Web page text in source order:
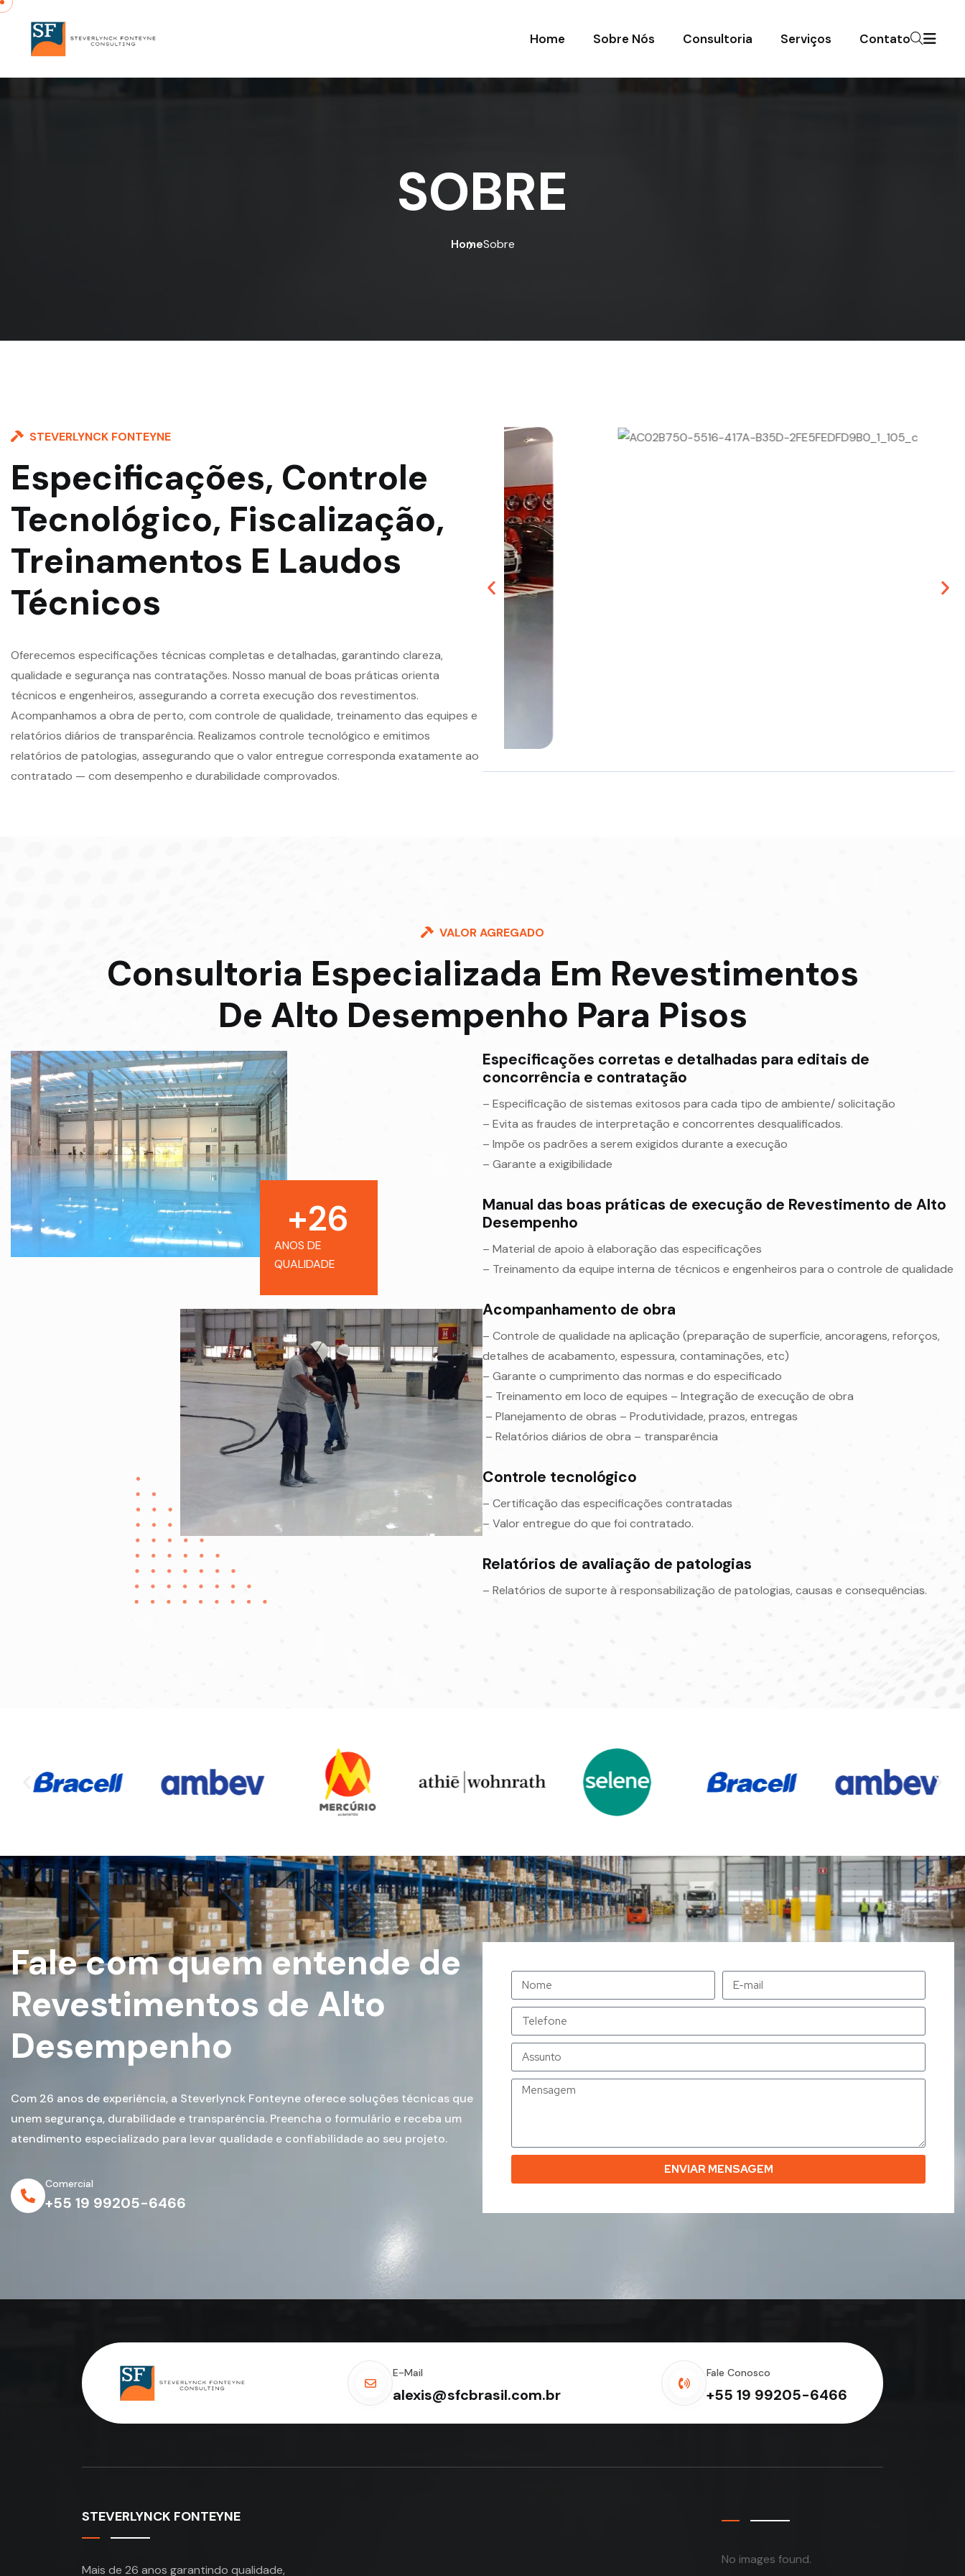
Home Sobre Nós Consultoria Serviços Contato
SOBRE
HomeSobre
STEVERLYNCK FONTEYNE
Especificações, Controle
Tecnológico, Fiscalização,
Treinamentos E Laudos
Técnicos
Oferecemos especificações técnicas completas e detalhadas, garantindo clareza,
qualidade e segurança nas contratações. Nosso manual de boas práticas orienta
técnicos e engenheiros, assegurando a correta execução dos revestimentos.
Acompanhamos a obra de perto, com controle de qualidade, treinamento das equipes e
relatórios diários de transparência. Realizamos controle tecnológico e emitimos
relatórios de patologias, assegurando que o valor entregue corresponda exatamente ao
contratado — com desempenho e durabilidade comprovados.
VALOR AGREGADO
Consultoria Especializada Em Revestimentos
De Alto Desempenho Para Pisos
ANOS DE
QUALIDADE
+26
Especificações corretas e detalhadas para editais de
concorrência e contratação
– Especificação de sistemas exitosos para cada tipo de ambiente/ solicitação
– Evita as fraudes de interpretação e concorrentes desqualificados.
– Impõe os padrões a serem exigidos durante a execução
– Garante a exigibilidade
Manual das boas práticas de execução de Revestimento de Alto
Desempenho
– Material de apoio à elaboração das especificações
– Treinamento da equipe interna de técnicos e engenheiros para o controle de qualidade
Acompanhamento de obra
– Controle de qualidade na aplicação (preparação de superfície, ancoragens, reforços,
detalhes de acabamento, espessura, contaminações, etc)
– Garante o cumprimento das normas e do especificado
– Treinamento em loco de equipes – Integração de execução de obra
– Planejamento de obras – Produtividade, prazos, entregas
– Relatórios diários de obra – transparência
Controle tecnológico
– Certificação das especificações contratadas
– Valor entregue do que foi contratado.
Relatórios de avaliação de patologias
– Relatórios de suporte à responsabilização de patologias, causas e consequências.
Fale com quem entende de
Revestimentos de Alto
Desempenho
Com 26 anos de experiência, a Steverlynck Fonteyne oferece soluções técnicas que
unem segurança, durabilidade e transparência. Preencha o formulário e receba um
atendimento especializado para levar qualidade e confiabilidade ao seu projeto.
Comercial
+55 19 99205-6466
ENVIAR MENSAGEM
E-Mail
alexis@sfcbrasil.com.br
Fale Conosco
+55 19 99205-6466
STEVERLYNCK FONTEYNE
Mais de 26 anos garantindo qualidade,
No images found.